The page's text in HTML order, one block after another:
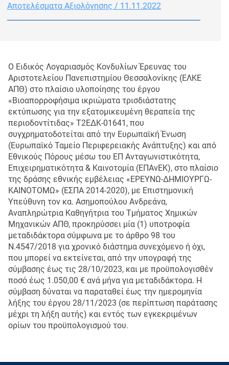
Αποτελέσματα Αξιολόγησης / 11.11.2022
Ο Ειδικός Λογαριασμός Κονδυλίων Έρευνας του
Αριστοτελείου Πανεπιστημίου Θεσσαλονίκης (ΕΛΚΕ
ΑΠΘ) στο πλαίσιο υλοποίησης του έργου
«Βιοαπορροφήσιμα ικριώματα τρισδιάστατης
εκτύπωσης για την εξατομικευμένη θεραπεία της
περιοδοντίτιδας» Τ2ΕΔΚ-01641, που
συγχρηματοδοτείται από την Ευρωπαϊκή Ένωση
(Ευρωπαϊκό Ταμείο Περιφερειακής Ανάπτυξης) και από
Εθνικούς Πόρους μέσω του ΕΠ Ανταγωνιστικότητα,
Επιχειρηματικότητα & Καινοτομία (ΕΠΑνΕΚ), στο πλαίσιο
της δράσης εθνικής εμβέλειας «ΕΡΕΥΝΩ-ΔΗΜΙΟΥΡΓΩ-
ΚΑΙΝΟΤΟΜΩ» (ΕΣΠΑ 2014-2020), με Επιστημονική
Υπεύθυνη τον κα. Ασημοπούλου Ανδρεάνα,
Αναπληρώτρια Καθηγήτρια του Τμήματος Χημικών
Μηχανικών ΑΠΘ, προκηρύσσει μία (1) υποτροφία
μεταδιδάκτορα σύμφωνα με το άρθρο 98 του
Ν.4547/2018 για χρονικό διάστημα συνεχόμενο ή όχι,
που μπορεί να εκτείνεται, από την υπογραφή της
σύμβασης έως τις 28/10/2023, και με προϋπολογισθέν
ποσό έως 1.050,00 € ανά μήνα για μεταδιδάκτορα. Η
σύμβαση δύναται να παραταθεί έως την ημερομηνία
λήξης του έργου 28/11/2023 (σε περίπτωση παράτασης
μέχρι τη λήξη αυτής) και εντός των εγκεκριμένων
ορίων του προϋπολογισμού του.